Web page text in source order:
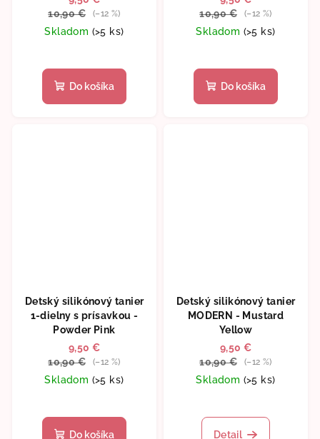
10,90 €
(–12 %)
Skladom (>5 ks)
Do košíka
10,90 €
(–12 %)
Skladom (>5 ks)
Do košíka
Detský silikónový tanier
1-dielny s prísavkou -
Powder Pink
9,50 €
10,90 €
(–12 %)
Skladom (>5 ks)
Do košíka
Detský silikónový tanier
MODERN - Mustard
Yellow
9,50 €
10,90 €
(–12 %)
Skladom (>5 ks)
Detail